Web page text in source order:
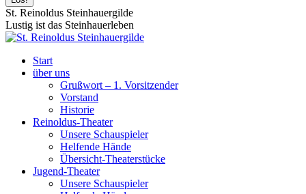
St. Reinoldus Steinhauergilde
Lustig ist das Steinhauerleben
Start
über uns
Grußwort – 1. Vorsitzender
Vorstand
Historie
Reinoldus-Theater
Unsere Schauspieler
Helfende Hände
Übersicht-Theaterstücke
Jugend-Theater
Unsere Schauspieler